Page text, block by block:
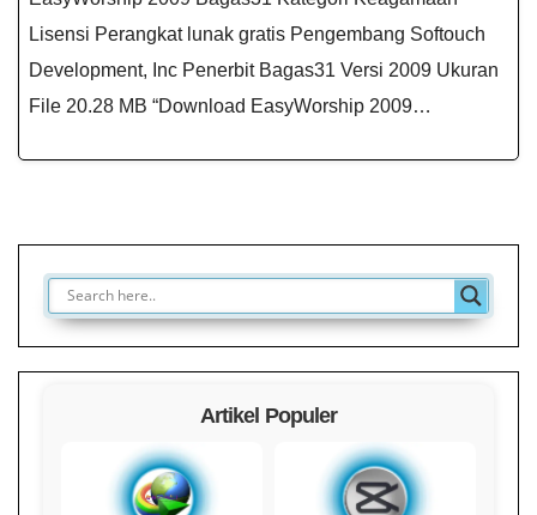
Lisensi Perangkat lunak gratis Pengembang Softouch
Development, Inc Penerbit Bagas31 Versi 2009 Ukuran
File 20.28 MB “Download EasyWorship 2009…
Artikel Populer